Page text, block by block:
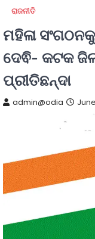
ରାଜନୀତି
ମହିଳା
ଦେଵି- କଟକ
ପ୍ରୀତିଛନ୍ଦା
admin@odia